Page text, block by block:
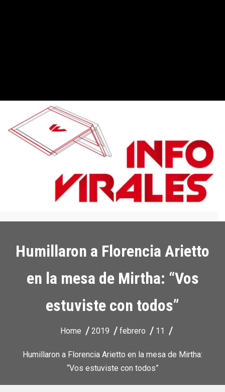
Humillaron a Florencia Arietto
en la mesa de Mirtha: “Vos
estuviste con todos”
Home 2019 febrero 11
Humillaron a Florencia Arietto en la mesa de Mirtha:
“Vos estuviste con todos”